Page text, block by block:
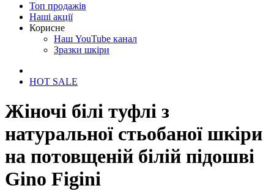
Топ продажів
Наші акції
Корисне
Наш YouTube канал
Зразки шкіри
HOT SALE
Жіночі білі туфлі з
натуральної стьобаної шкіри
на потовщеній білій підошві
Gino Figini